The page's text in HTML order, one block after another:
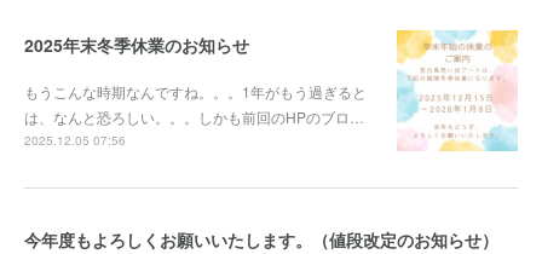
2025年末冬季休業のお知らせ
もうこんな時期なんですね。。。1年がもう過ぎると
は、なんと恐ろしい。。。しかも前回のHPのブロ…
2025.12.05 07:56
今年度もよろしくお願いいたします。（値段改定のお知らせ）